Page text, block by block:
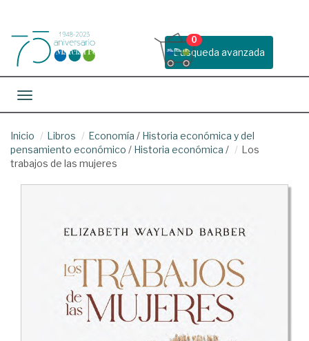
Busqueda avanzada
0
Toggle navigation
Inicio Libros Economía / Historia económica y del
pensamiento económico / Historia económica /
Los
trabajos de las mujeres